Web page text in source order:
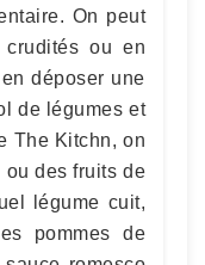
On peut
crudités ou en
déposer une
de légumes et
The Kitchn, on
ou des fruits de
légume cuit,
pommes de